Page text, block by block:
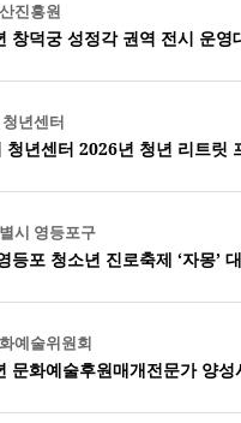
진흥원
창덕궁 성정각 권역 전시 운영
년센터
청년센터 2026년 청년 리트릿
시 영등포구
등포 청소년 진로축제 ‘자몽’
예술위원회
문화예술후원매개전문가 양성